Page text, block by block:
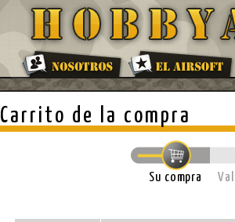
Carrito de la compra
Su compra